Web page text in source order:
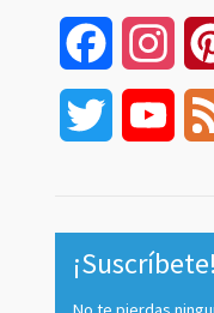
Facebook
Twitter
¡Suscríbete!